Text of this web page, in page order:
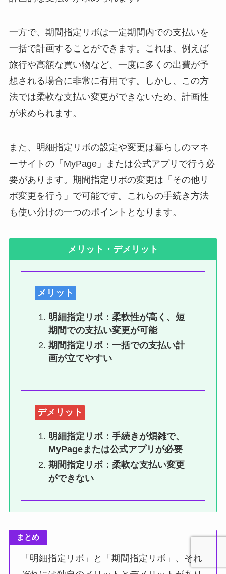
一方で、期間指定リボは一定期間内での支払いを
一括で計画することができます。これは、例えば
旅行や高額な買い物など、一度に多くの出費が予
想される場合に非常に有用です。しかし、この方
法では柔軟な支払い変更ができないため、計画性
が求められます。
また、明細指定リボの設定や変更は暮らしのマネ
ーサイトの「MyPage」または公式アプリで行う必
要があります。期間指定リボの変更は「その他リ
ボ変更を行う」で可能です。これらの手続き方法
も使い分けの一つのポイントとなります。
メリット・デメリット
メリット
明細指定リボ：柔軟性が高く、短
期間での支払い変更が可能
期間指定リボ：一括での支払い計
画が立てやすい
デメリット
明細指定リボ：手続きが煩雑で、
MyPageまたは公式アプリが必要
期間指定リボ：柔軟な支払い変更
ができない
まとめ
「明細指定リボ」と「期間指定リボ」、それ